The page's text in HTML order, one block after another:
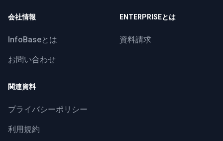
会社情報
InfoBaseとは
お問い合わせ
ENTERPRISEとは
資料請求
関連資料
プライバシーポリシー
利用規約